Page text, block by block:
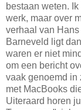
bestaan weten.
werk, maar over
verhaal van
Barneveld ligt
waren er niet
om een bericht
vaak genoemd in
met MacBooks
Uiteraard horen